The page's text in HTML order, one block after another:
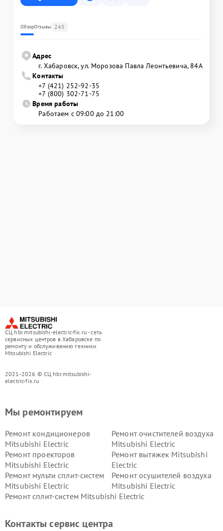
ОбзорОтзывы 245
Адрес
г. Хабаровск, ул. Морозова Павла Леонтьевича, 84А
Контакты
+7 (421) 252-92-35
+7 (800) 302-71-75
Время работы
Работаем с 09:00 до 21:00
СЦ hbr.mitsubishi-electric-fix.ru - сеть
сервисных центров в Хабаровске по
ремонту и обслуживанию техники
Mitsubishi Electric
2021-2026 © СЦ hbr.mitsubishi-
electric-fix.ru
Мы ремонтируем
Ремонт кондиционеров
Mitsubishi Electric
Ремонт очистителей воздуха
Mitsubishi Electric
Ремонт проекторов
Mitsubishi Electric
Ремонт вытяжек Mitsubishi
Electric
Ремонт мульти сплит-систем
Mitsubishi Electric
Ремонт осушителей воздуха
Mitsubishi Electric
Ремонт сплит-систем Mitsubishi Electric
Контакты сервис центра